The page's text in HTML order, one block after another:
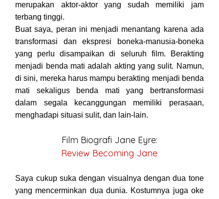
merupakan aktor-aktor yang sudah memiliki jam
terbang tinggi.
Buat saya, peran ini menjadi menantang karena ada
transformasi dan ekspresi boneka-manusia-boneka
yang perlu disampaikan di seluruh film. Berakting
menjadi benda mati adalah akting yang sulit. Namun,
di sini, mereka harus mampu berakting menjadi benda
mati sekaligus benda mati yang bertransformasi
dalam segala kecanggungan memiliki perasaan,
menghadapi situasi sulit, dan lain-lain.
Film Biografi Jane Eyre:
Review Becoming Jane
Saya cukup suka dengan visualnya dengan dua tone
yang mencerminkan dua dunia. Kostumnya juga oke